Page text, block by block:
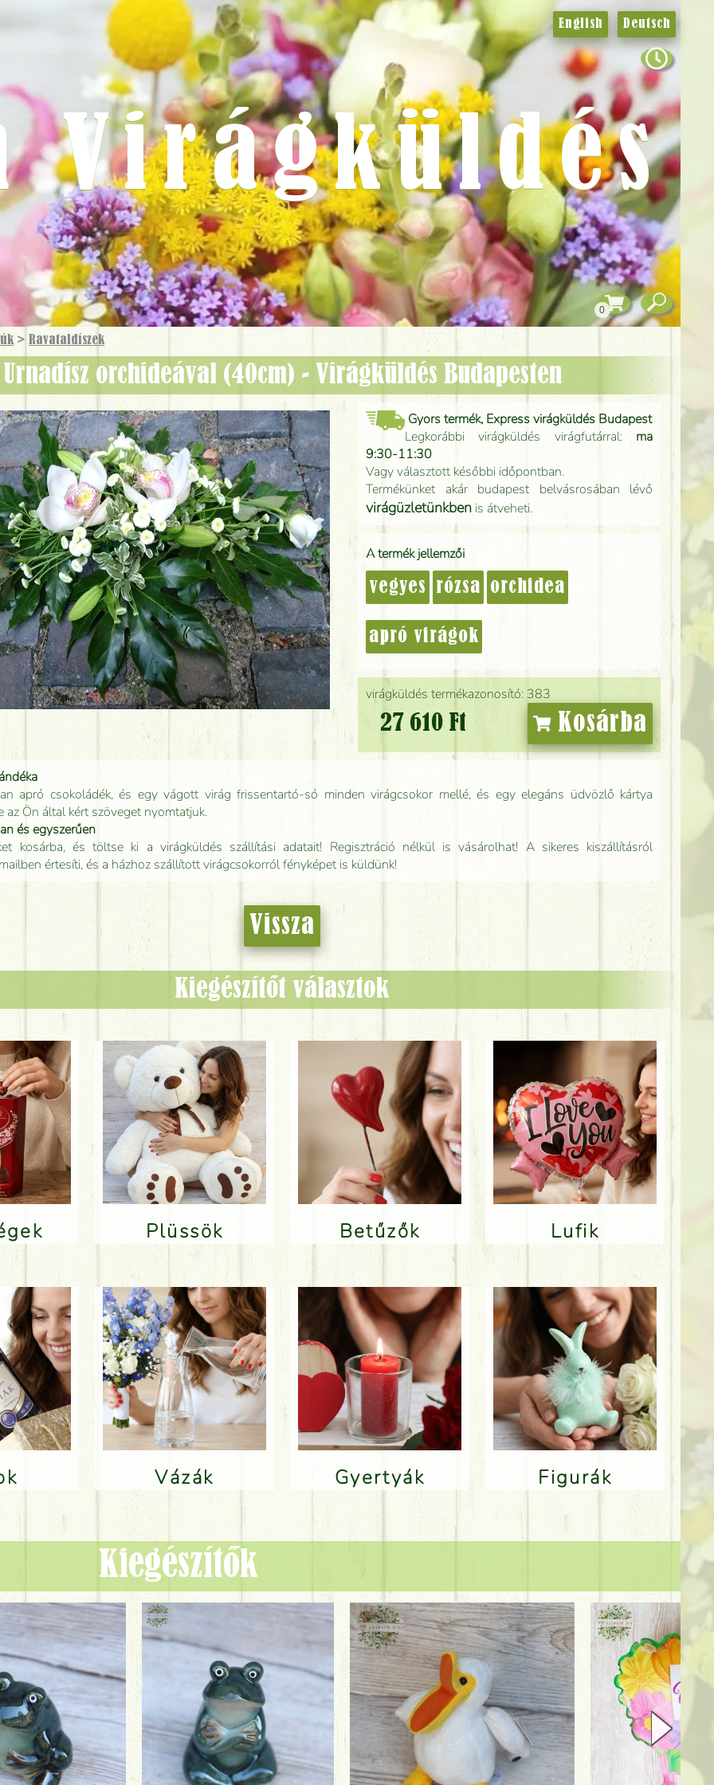
> Ravatal­díszek
urnadísz orchideával (40cm) - Virágküldés Budapesten
virágküldés termékazonosító: 383
27 610 Ft Kosárba
Gyors termék, Express virágküldés Budapest
Legkorábbi virágküldés virágfutárral: ma
9:30-11:30
Vagy választott későbbi időpontban.
Termékünket akár budapest belvásrosában lévő
virágüzletünkben is átveheti.
A termék jellemzői
vegyes rózsa orchidea
apró virágok
apró csokoládék, és egy vágott virág frissentartó-só minden virágcsokor mellé, és egy elegáns üdvözlő kártya
az Ön által kért szöveget nyomtatjuk.
és egyszerűen
kosárba, és töltse ki a virágküldés szállítási adatait! Regisztráció nélkül is vásárolhat! A sikeres kiszállításról
értesíti, és a házhoz szállított virágcsokorról fényképet is küldünk!
Vissza
Kiegészítőt választok
Plüssök Betűzők Lufik
Vázák Gyertyák Figurák
English Deutsch
Virágküldés
0
Kiegészítők